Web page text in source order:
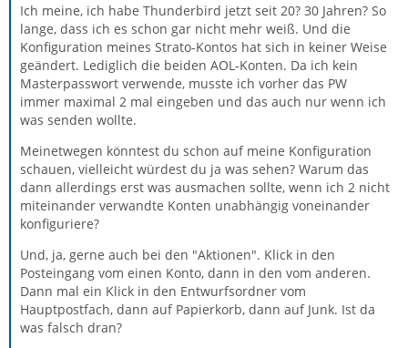
Ich meine, ich habe Thunderbird jetzt seit 20? 30 Jahren? So
lange, dass ich es schon gar nicht mehr weiß. Und die
Konfiguration meines Strato-Kontos hat sich in keiner Weise
geändert. Lediglich die beiden AOL-Konten. Da ich kein
Masterpasswort verwende, musste ich vorher das PW
immer maximal 2 mal eingeben und das auch nur wenn ich
was senden wollte.
Meinetwegen könntest du schon auf meine Konfiguration
schauen, vielleicht würdest du ja was sehen? Warum das
dann allerdings erst was ausmachen sollte, wenn ich 2 nicht
miteinander verwandte Konten unabhängig voneinander
konfiguriere?
Und, ja, gerne auch bei den "Aktionen". Klick in den
Posteingang vom einen Konto, dann in den vom anderen.
Dann mal ein Klick in den Entwurfsordner vom
Hauptpostfach, dann auf Papierkorb, dann auf Junk. Ist da
was falsch dran?